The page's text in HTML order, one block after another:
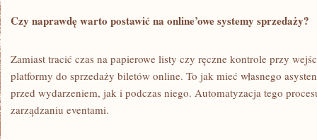
Czy naprawdę warto postawić na online’owe systemy sprzedaży?
Zamiast tracić czas na papierowe listy czy ręczne kontrole przy
platformy do sprzedaży biletów online. To jak mieć własnego
przed wydarzeniem, jak i podczas niego. Automatyzacja tego
zarządzaniu eventami.